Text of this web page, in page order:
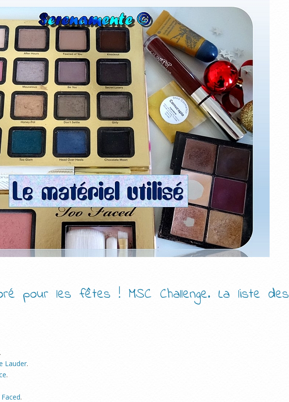
pour les fêtes ! MSC Challenge. La liste des
.
Lauder.
.
.